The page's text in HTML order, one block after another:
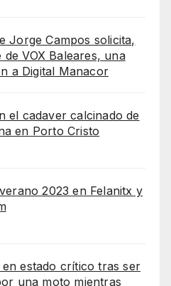
Jorge Campos solicita,
VOX Baleares, una
a Digital Manacor
el cadaver calcinado de
en Porto Cristo
2023 en Felanitx y
estado crítico tras ser
una moto mientras